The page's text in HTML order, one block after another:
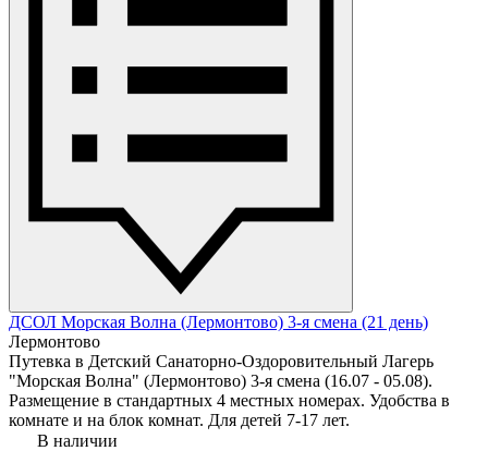
ДСОЛ Морская Волна (Лермонтово) 3-я смена (21 день)
Лермонтово
Путевка в Детский Санаторно-Оздоровительный Лагерь
"Морская Волна" (Лермонтово) 3-я смена (16.07 - 05.08).
Размещение в стандартных 4 местных номерах. Удобства в
комнате и на блок комнат. Для детей 7-17 лет.
В наличии